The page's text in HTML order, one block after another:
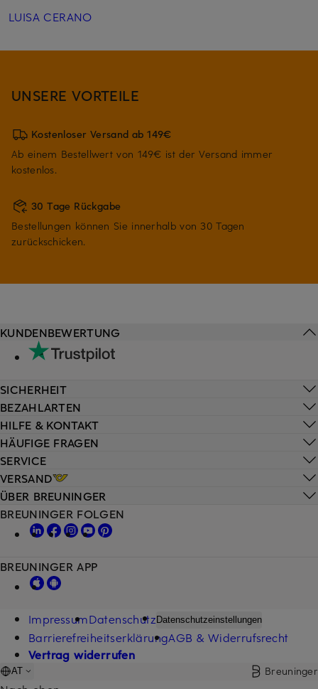
LUISA CERANO
UNSERE VORTEILE
Kostenloser Versand ab 149€
Ab einem Bestellwert von 149€ ist der Versand immer
kostenlos.
30 Tage Rückgabe
Bestellungen können Sie innerhalb von 30 Tagen
zurückschicken.
HILFE & KONTAKT
HÄUFIGE FRAGEN
SERVICE
VERSAND
KUNDENBEWERTUNG
SICHERHEIT
BEZAHLARTEN
ÜBER BREUNINGER
BREUNINGER FOLGEN
BREUNINGER APP
ImpressumDatenschutz Datenschutzeinstellungen
BarrierefreiheitserklärungAGB & Widerrufsrecht
Vertrag widerrufen
AT Breuninger